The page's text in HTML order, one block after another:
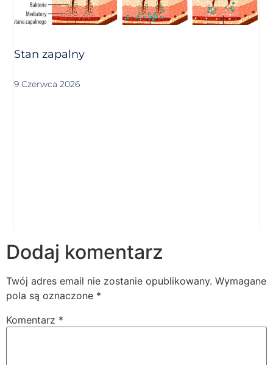
Stan zapalny
9 Czerwca 2026
Dodaj komentarz
Twój adres email nie zostanie opublikowany. Wymagane
pola są oznaczone *
Komentarz *